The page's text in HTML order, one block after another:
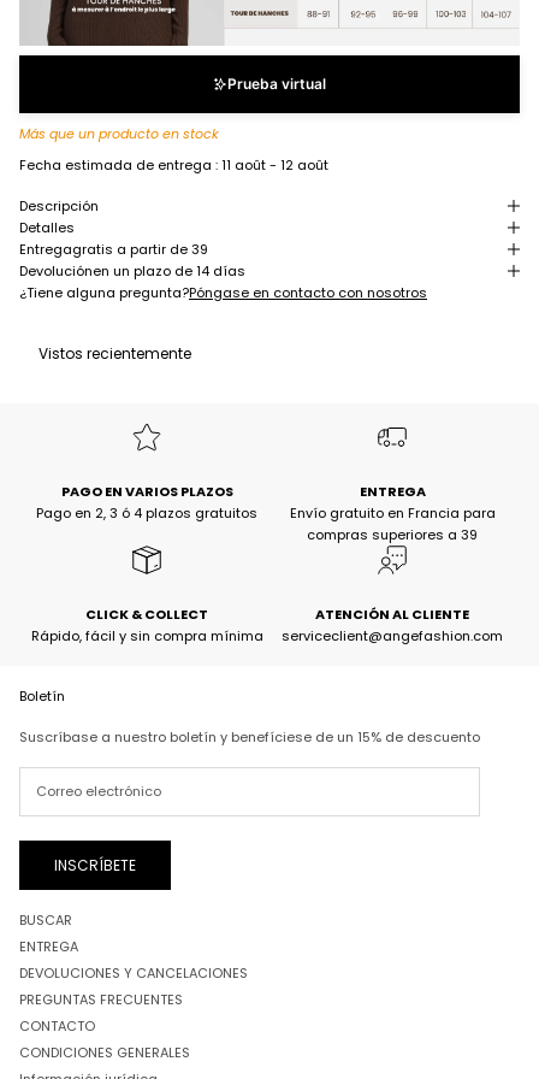
Prueba virtual
Más que un producto en stock
Fecha estimada de entrega :11 août - 12 août
Descripción
Detalles
Entregagratis a partir de 39
Devoluciónen un plazo de 14 días
¿Tiene alguna pregunta?Póngase en contacto con nosotros
Vistos recientemente
PAGO EN VARIOS PLAZOS
Pago en 2, 3 ó 4 plazos gratuitos
ENTREGA
Envío gratuito en Francia para
compras superiores a 39
CLICK & COLLECT
Rápido, fácil y sin compra mínima
ATENCIÓN AL CLIENTE
serviceclient@angefashion.com
Boletín
Suscríbase a nuestro boletín y benefíciese de un 15% de descuento
INSCRÍBETE
BUSCAR
ENTREGA
DEVOLUCIONES Y CANCELACIONES
PREGUNTAS FRECUENTES
CONTACTO
CONDICIONES GENERALES